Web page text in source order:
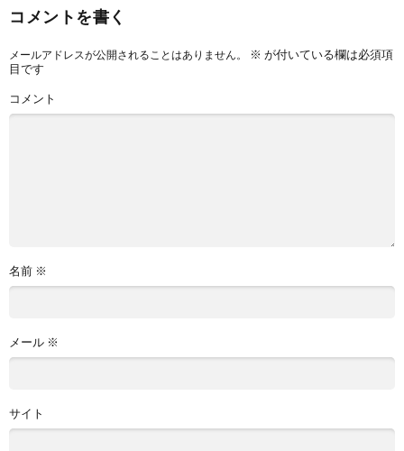
コメントを書く
メールアドレスが公開されることはありません。 ※ が付いている欄は必須項
目です
コメント
名前 ※
メール ※
サイト